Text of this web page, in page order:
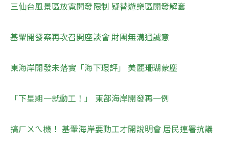
三仙台風景區放寬開發限制 疑替遊樂區開發解套
基翬開發案再次召開座談會 財團無溝通誠意
東海岸開發未落實「海下環評」 美麗珊瑚蒙塵
「下星期一就動工！」 東部海岸開發再一例
搞ㄏㄨㄟ機！ 基翬海岸要動工才開說明會 居民連署抗議